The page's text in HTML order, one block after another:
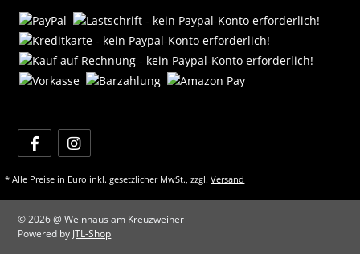
* Alle Preise in Euro inkl. gesetzlicher MwSt., zzgl.Versand
© 2026 @ Weinhaus am Kreuzweiher
Powered by JTL-Shop